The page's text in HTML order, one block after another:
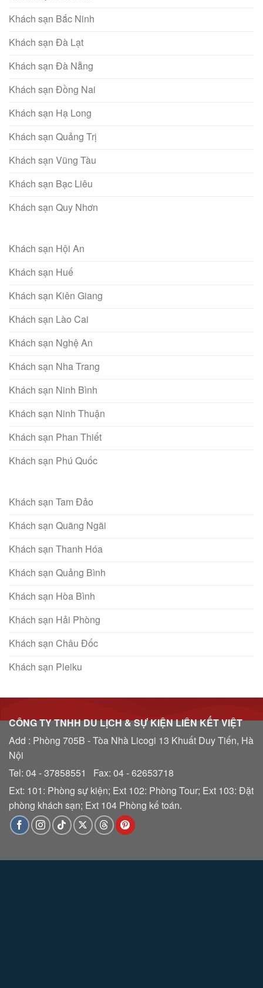
Khách sạn Bắc Ninh
Khách sạn Đà Lạt
Khách sạn Đà Nẵng
Khách sạn Đồng Nai
Khách sạn Hạ Long
Khách sạn Quảng Trị
Khách sạn Vũng Tàu
Khách sạn Bạc Liêu
Khách sạn Quy Nhơn
Khách sạn Hội An
Khách sạn Huế
Khách sạn Kiên Giang
Khách sạn Lào Cai
Khách sạn Nghệ An
Khách sạn Nha Trang
Khách sạn Ninh Bình
Khách sạn Ninh Thuận
Khách sạn Phan Thiết
Khách sạn Phú Quốc
Khách sạn Tam Đảo
Khách sạn Quãng Ngãi
Khách sạn Thanh Hóa
Khách sạn Quảng Bình
Khách sạn Hòa Bình
Khách sạn Hải Phòng
Khách sạn Châu Đốc
Khách sạn Pleiku
CÔNG TY TNHH DU LỊCH & SỰ KIỆN LIÊN KẾT VIỆT
Add : Phòng 705B - Tòa Nhà Licogi 13 Khuất Duy Tiến, Hà
Nội
Tel: 04 - 37858551 Fax: 04 - 62653718
Ext: 101: Phòng sự kiện; Ext 102: Phòng Tour; Ext 103: Đặt
phòng khách sạn; Ext 104 Phòng kế toán.